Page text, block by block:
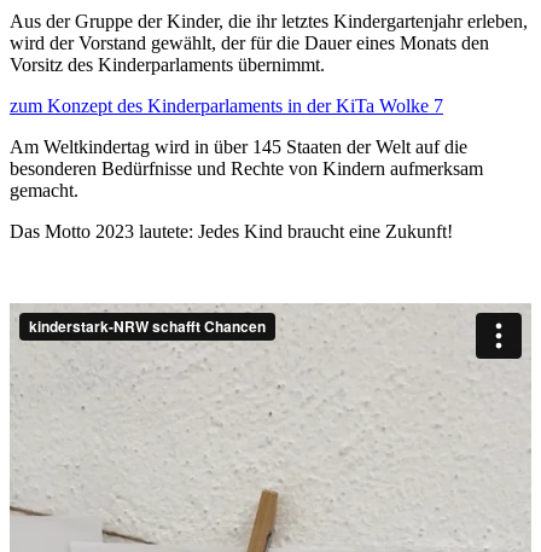
Aus der Gruppe der Kinder, die ihr letztes Kindergartenjahr erleben,
wird der Vorstand gewählt, der für die Dauer eines Monats den
Vorsitz des Kinderparlaments übernimmt.
zum Konzept des Kinderparlaments in der KiTa Wolke 7
Am Weltkindertag wird in über 145 Staaten der Welt auf die
besonderen Bedürfnisse und Rechte von Kindern aufmerksam
gemacht.
Das Motto 2023 lautete: Jedes Kind braucht eine Zukunft!